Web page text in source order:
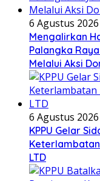
6 Agustus 2026
Mengalirkan
Palangka
Melalui Aksi
6 Agustus 2026
KPPU Gelar
Keterlambatan
LTD